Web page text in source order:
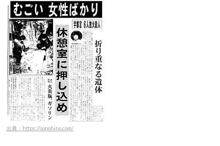
出典：https://sonohino.com/